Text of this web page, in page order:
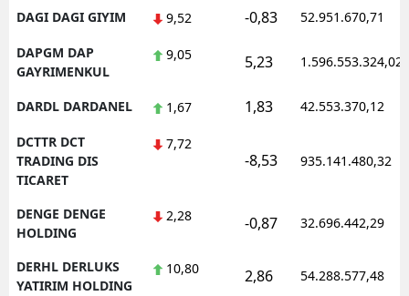
DAGI DAGI GIYIM 9,52 -0,83 52.951.670,71
DAPGM DAP
GAYRIMENKUL
9,05 5,23 1.596.553.324,02
DARDL DARDANEL 1,67 1,83 42.553.370,12
DCTTR DCT
TRADING DIS
TICARET
7,72
-8,53 935.141.480,32
DENGE DENGE
HOLDING
2,28 -0,87 32.696.442,29
DERHL DERLUKS
YATIRIM HOLDING
10,80 2,86 54.288.577,48